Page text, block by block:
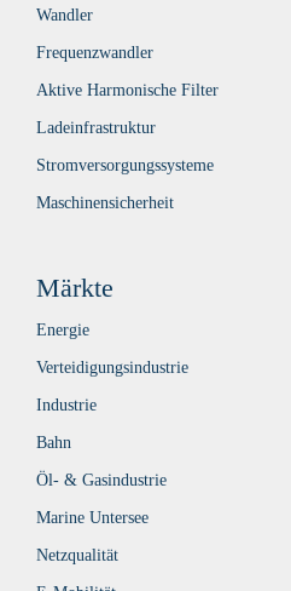
Wandler
Frequenzwandler
Aktive Harmonische Filter
Ladeinfrastruktur
Stromversorgungssysteme
Maschinensicherheit
Märkte
Energie
Verteidigungsindustrie
Industrie
Bahn
Öl- & Gasindustrie
Marine Untersee
Netzqualität